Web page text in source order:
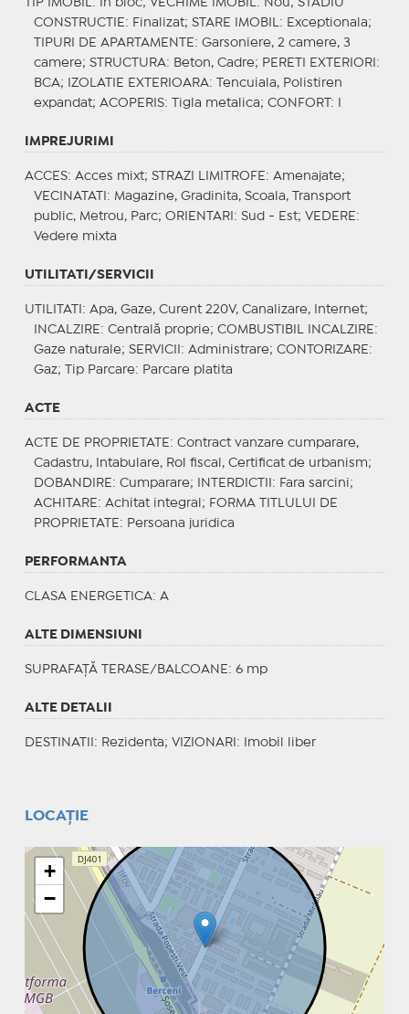
TIP IMOBIL : In bloc; VECHIME IMOBIL : Nou; STADIU
CONSTRUCTIE : Finalizat; STARE IMOBIL : Exceptionala;
TIPURI DE APARTAMENTE : Garsoniere, 2 camere, 3
camere; STRUCTURA: Beton, Cadre; PERETI EXTERIORI :
BCA;
IZOLATIE EXTERIOARA: Tencuiala, Polistiren
expandat; ACOPERIS: Tigla metalica; CONFORT : I
IMPREJURIMI
ACCES: Acces mixt; STRAZI LIMITROFE : Amenajate;
VECINATATI : Magazine, Gradinita, Scoala, Transport
public, Metrou, Parc; ORIENTARI : Sud - Est; VEDERE :
Vedere mixta
UTILITATI/SERVICII
UTILITATI : Apa, Gaze, Curent 220V, Canalizare, Internet;
INCALZIRE : Centrală proprie; COMBUSTIBIL INCALZIRE :
Gaze naturale; SERVICII : Administrare; CONTORIZARE :
Gaz;
Tip Parcare: Parcare platita
ACTE
ACTE DE PROPRIETATE : Contract vanzare cumparare,
Cadastru, Intabulare, Rol fiscal, Certificat de urbanism;
DOBANDIRE : Cumparare; INTERDICTII : Fara sarcini;
ACHITARE : Achitat integral; FORMA TITLULUI DE
PROPRIETATE : Persoana juridica
PERFORMANTA
CLASA ENERGETICA: A
ALTE DIMENSIUNI
SUPRAFAȚĂ TERASE/BALCOANE: 6 mp
ALTE DETALII
DESTINATII : Rezidenta; VIZIONARI : Imobil liber
LOCAȚIE
+
−